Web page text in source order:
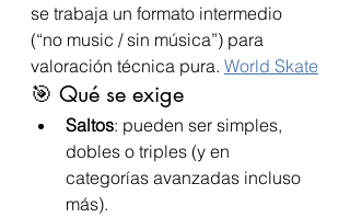
se trabaja un formato intermedio
(“no music / sin música”) para
valoración técnica pura. World Skate
🎯 Qué se exige
Saltos: pueden ser simples,
dobles o triples (y en
categorías avanzadas incluso
más).